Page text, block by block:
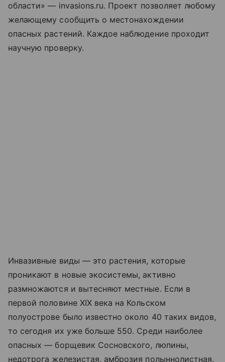
области» — invasions.ru. Проект позволяет любому
желающему сообщить о местонахождении
опасных растений. Каждое наблюдение проходит
научную проверку.
Инвазивные виды — это растения, которые
проникают в новые экосистемы, активно
размножаются и вытесняют местные. Если в
первой половине XIX века на Кольском
полуострове было известно около 40 таких видов,
то сегодня их уже больше 550. Среди наиболее
опасных — борщевик Сосновского, люпины,
недотрога железистая, амброзия полыннолистная.